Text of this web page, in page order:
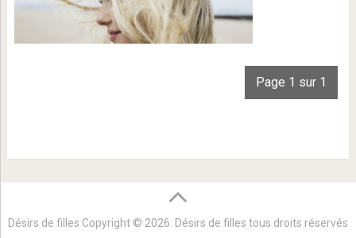
Page 1 sur 1
Désirs de filles Copyright © 2026. Désirs de filles tous droits réservés